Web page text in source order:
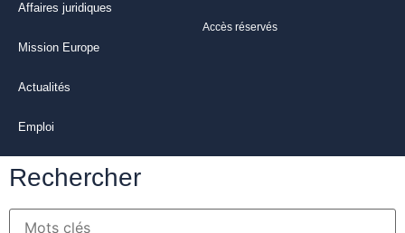
Accès réservés
Affaires juridiques
Mission Europe
Actualités
Emploi
Rechercher